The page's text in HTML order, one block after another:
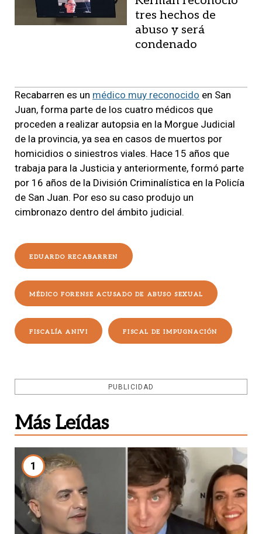
tres hechos de
abuso y será
condenado
Recabarren es un médico muy reconocido en San
Juan, forma parte de los cuatro médicos que
proceden a realizar autopsia en la Morgue Judicial
de la provincia, ya sea en casos de muertos por
homicidios o siniestros viales. Hace 15 años que
trabaja para la Justicia y anteriormente, formó parte
por 16 años de la División Criminalística en la Policía
de San Juan. Por eso su caso produjo un
cimbronazo dentro del ámbito judicial.
EDUARDO RECABARREN
MÉDICO FORENSE ACUSADO DE ABUSO SEXUAL
FISCALÍA ANIVI FISCAL DE IMPUGNACIÓN
PUBLICIDAD
Más Leídas
1